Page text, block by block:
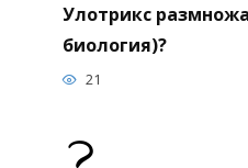
Улотрикс
биология)?
21